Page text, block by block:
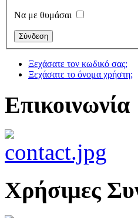
Να με θυμάσαι
Ξεχάσατε τον κωδικό σας;
Ξεχάσατε το όνομα χρήστη;
Επικοινωνία
Χρήσιμες